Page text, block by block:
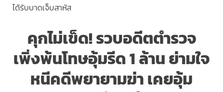
ได้รับบาดเจ็บสาหัส
คุกไม่เข็ด!รวบอดีตตำรวจ
เพิ่งพ้นโทษอุ้มรีด 1 ล้าน ย่ามใจ
หนีคดีพยายามฆ่า เคยอุ้ม